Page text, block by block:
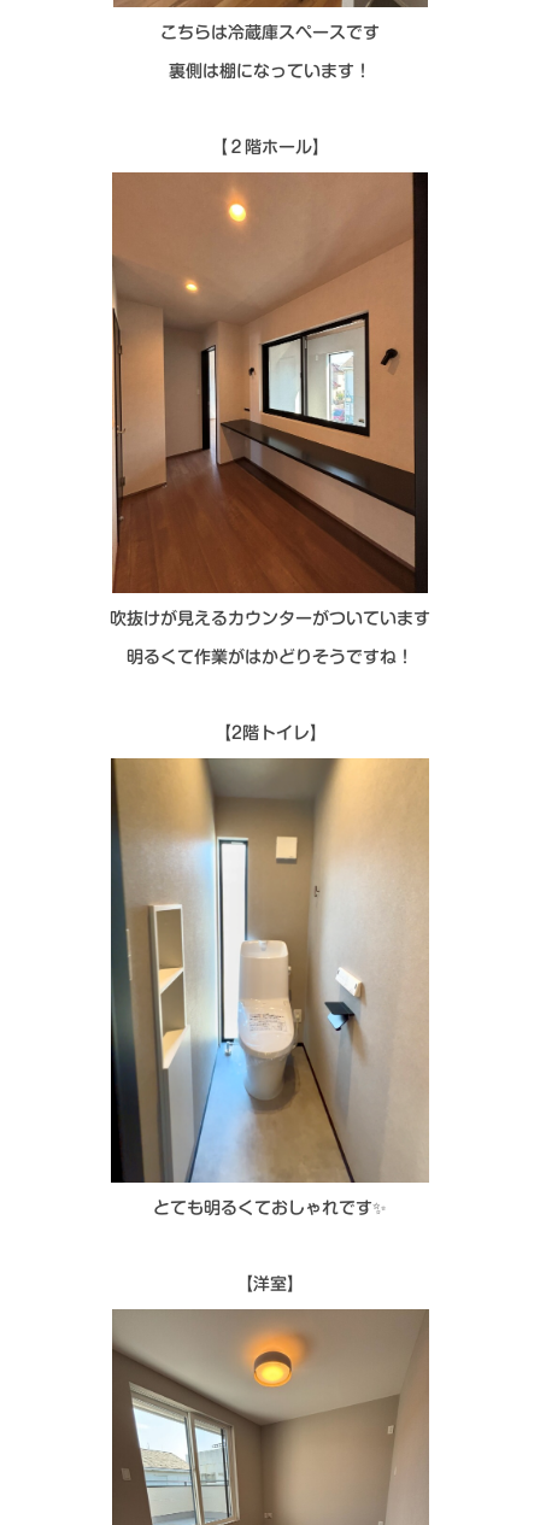
こちらは冷蔵庫スペースです
裏側は棚になっています！
【２階ホール】
吹抜けが見えるカウンターがついています
明るくて作業がはかどりそうですね！
【2階トイレ】
とても明るくておしゃれです✨
【洋室】